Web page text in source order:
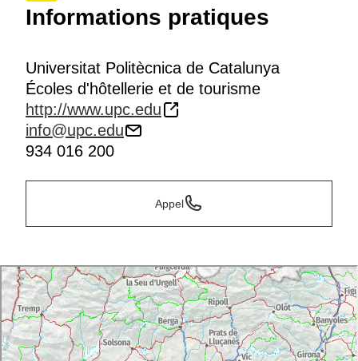
Informations pratiques
Universitat Politècnica de Catalunya
Écoles d'hôtellerie et de tourisme
http://www.upc.edu
info@upc.edu
934 016 200
Appel